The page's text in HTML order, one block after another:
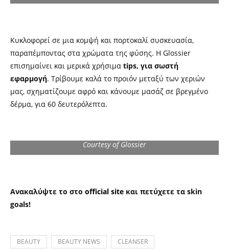
Κυκλοφορεί σε μια κομψή και πορτοκαλί συσκευασία,
παραπέμποντας στα χρώματα της φύσης. Η Glossier
επισημαίνει και μερικά χρήσιμα tips, για σωστή
εφαρμογή. Τρίβουμε καλά το προιόν μεταξύ των χεριών
μας, σχηματίζουμε αφρό και κάνουμε μασάζ σε βρεγμένο
δέρμα, για 60 δευτερόλεπτα.
Courtesy of Glossier
Ανακαλύψτε το στο official site και πετύχετε τα skin
goals!
BEAUTY BEAUTY NEWS
CLEANSER